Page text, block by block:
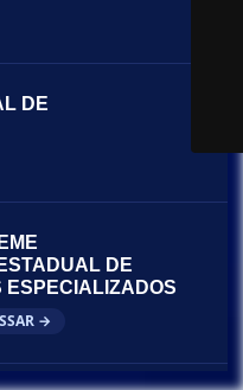
DE
DE
ESPECIALIZADOS
→